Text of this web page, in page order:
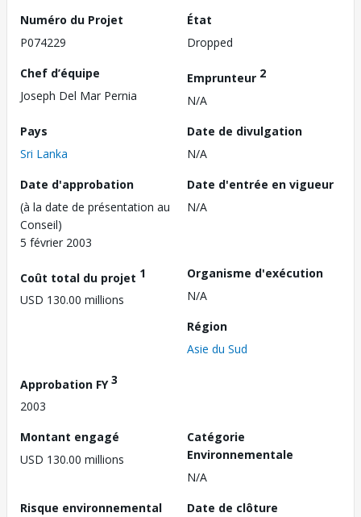
Numéro du Projet
P074229
État
Dropped
Chef d’équipe
Joseph Del Mar Pernia
Emprunteur 2
N/A
Pays
Sri Lanka
Date de divulgation
N/A
Date d'approbation
(à la date de présentation au
Conseil)
5 février 2003
Date d'entrée en vigueur
N/A
Coût total du projet 1
USD 130.00 millions
Organisme d'exécution
N/A
Région
Asie du Sud
Approbation FY3
2003
Montant engagé
USD 130.00 millions
Catégorie
Environnementale
N/A
Risque environnemental
Date de clôture